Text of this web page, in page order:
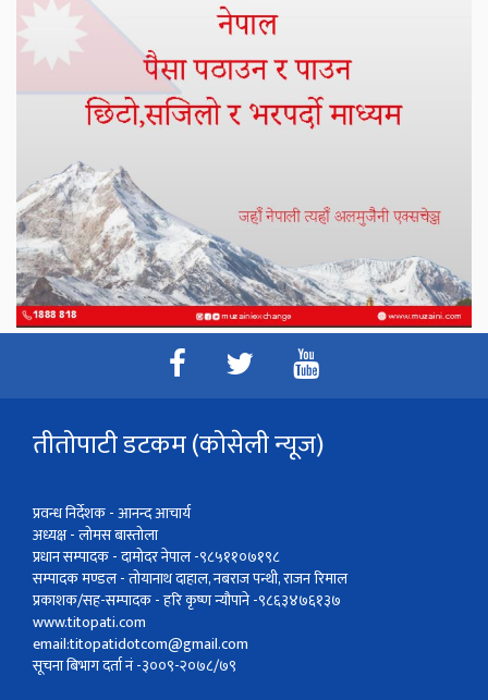
तीतोपाटी डटकम (कोसेली न्यूज)
प्रवन्ध निर्देशक - आनन्द आचार्य
अध्यक्ष - लोमस बास्तोला
प्रधान सम्पादक - दामोदर नेपाल -९८५११०७१९८
सम्पादक मण्डल - तोयानाथ दाहाल, नबराज पन्थी, राजन रिमाल
प्रकाशक/सह-सम्पादक - हरि कृष्ण न्यौपाने -९८६३४७६१३७
www.titopati.com
email:titopatidotcom@gmail.com
सूचना बिभाग दर्ता नं -३००९-२०७८/७९